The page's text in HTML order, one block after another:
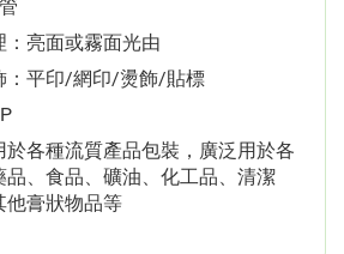
：亮面或霧面光由
：平印/網印/燙飾/貼標
於各種流質產品包裝，廣泛用於各
品、食品、礦油、化工品、清潔
他膏狀物品等